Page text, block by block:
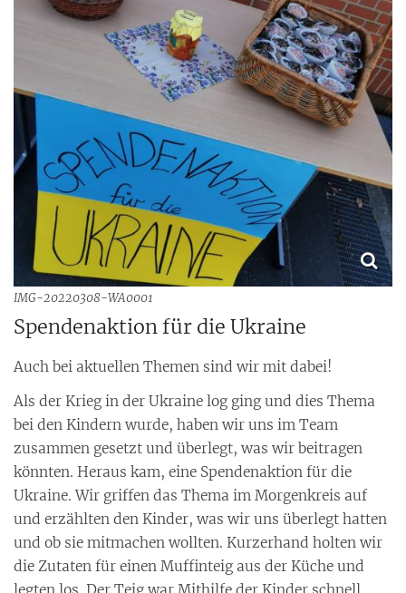
IMG-20220308-WA0001
Spendenaktion für die Ukraine
Auch bei aktuellen Themen sind wir mit dabei!
Als der Krieg in der Ukraine log ging und dies Thema
bei den Kindern wurde, haben wir uns im Team
zusammen gesetzt und überlegt, was wir beitragen
könnten. Heraus kam, eine Spendenaktion für die
Ukraine. Wir griffen das Thema im Morgenkreis auf
und erzählten den Kinder, was wir uns überlegt hatten
und ob sie mitmachen wollten. Kurzerhand holten wir
die Zutaten für einen Muffinteig aus der Küche und